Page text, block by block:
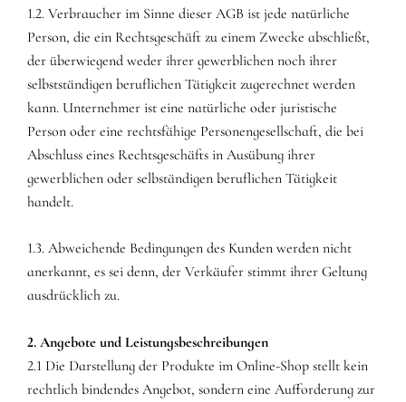
1.2. Verbraucher im Sinne dieser AGB ist jede natürliche
Person, die ein Rechtsgeschäft zu einem Zwecke abschließt,
der überwiegend weder ihrer gewerblichen noch ihrer
selbstständigen beruflichen Tätigkeit zugerechnet werden
kann. Unternehmer ist eine natürliche oder juristische
Person oder eine rechtsfähige Personengesellschaft, die bei
Abschluss eines Rechtsgeschäfts in Ausübung ihrer
gewerblichen oder selbständigen beruflichen Tätigkeit
handelt.
1.3. Abweichende Bedingungen des Kunden werden nicht
anerkannt, es sei denn, der Verkäufer stimmt ihrer Geltung
ausdrücklich zu.
2. Angebote und Leistungsbeschreibungen
2.1 Die Darstellung der Produkte im Online-Shop stellt kein
rechtlich bindendes Angebot, sondern eine Aufforderung zur